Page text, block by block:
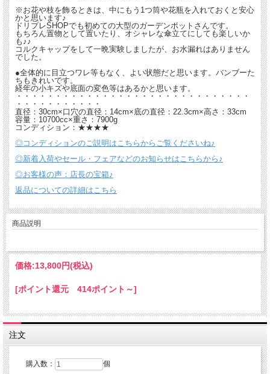
※お花や枝を飾るときは、中にもう1つ筒や花瓶を入れておくと安心
かと思います♪
ドリプレSHOPでも初めての大型のガーデンポットさんです。
もちろん置物として置いたり、オシャレな傘立てにしても楽しいか
も♪♪
コルクキャップをして一晩実験しましたが、お水漏れはありません
でした。
●全体的に目立つワレ等もなく、よい状態だと思います。バンブーた
ちもきれいです。
経年の小キズや底面の変色等はあるかと思います。
・・・・・・・・・・・・・・・・・・・・・・・・・・・・・・
・・・・・・・・・・・
直径：30cm×口穴の直径：14cm×底の直径：22.3cm×高さ：33cm
容量：10700cc×重さ：7900g
コンディション：★★★★
◎コンディションのご説明はこちらからご覧くださいね♪
◎新着入荷やセール・フェアなどのお知らせはこちらから♪
◎お客様の声：店長の宝箱♪
返品についての詳細はこちら
商品説明
価格:13,800円(税込)
[ポイント還元 414ポイント～]
注文
購入数： 個